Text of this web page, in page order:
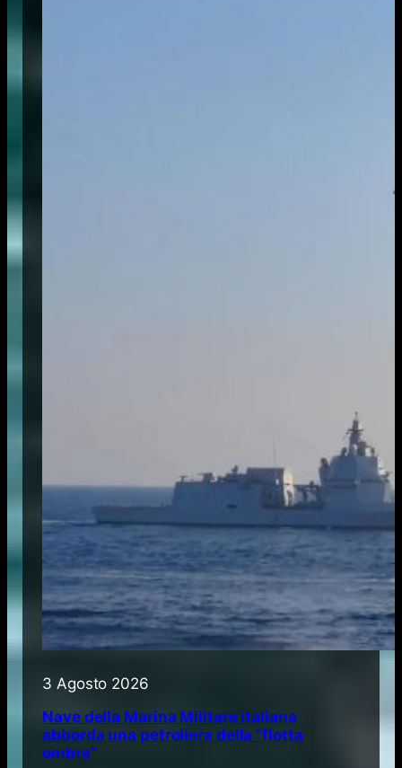
3 Agosto 2026
Nave della Marina Militare italiana
abborda una petroliera della “flotta
ombra”